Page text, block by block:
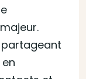
partageant